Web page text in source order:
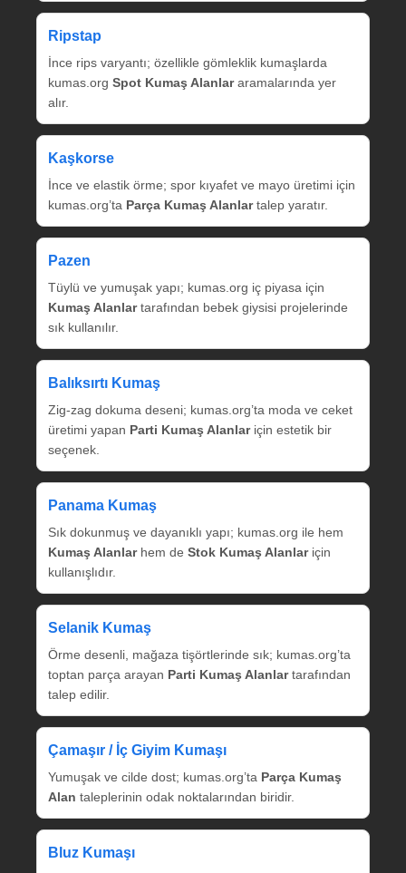
Ripstap
İnce rips varyantı; özellikle gömleklik kumaşlarda
kumas.org Spot Kumaş Alanlararamalarında yer
alır.
Kaşkorse
İnce ve elastik örme; spor kıyafet ve mayo üretimi için
kumas.org’ta Parça Kumaş Alanlartalep yaratır.
Pazen
Tüylü ve yumuşak yapı; kumas.org iç piyasa için
Kumaş Alanlartarafından bebek giysisi projelerinde
sık kullanılır.
Balıksırtı Kumaş
Zig‑zag dokuma deseni; kumas.org’ta moda ve ceket
üretimi yapan Parti Kumaş Alanlariçin estetik bir
seçenek.
Panama Kumaş
Sık dokunmuş ve dayanıklı yapı; kumas.org ile hem
Kumaş Alanlarhem de Stok Kumaş Alanlariçin
kullanışlıdır.
Selanik Kumaş
Örme desenli, mağaza tişörtlerinde sık; kumas.org’ta
toptan parça arayan Parti Kumaş Alanlartarafından
talep edilir.
Çamaşır / İç Giyim Kumaşı
Yumuşak ve cilde dost; kumas.org’ta Parça Kumaş
Alan taleplerinin odak noktalarından biridir.
Bluz Kumaşı